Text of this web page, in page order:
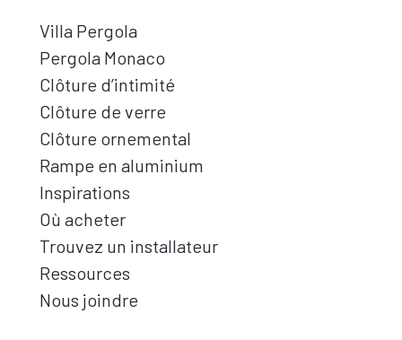
Villa Pergola
Pergola Monaco
Clôture d’intimité
Clôture de verre
Clôture ornemental
Rampe en aluminium
Inspirations
Où acheter
Trouvez un installateur
Ressources
Nous joindre